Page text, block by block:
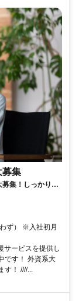
募集
集！しっかり稼
ず） ※入社初月
ービスを提供し
です！ 外資系大
！ ////...